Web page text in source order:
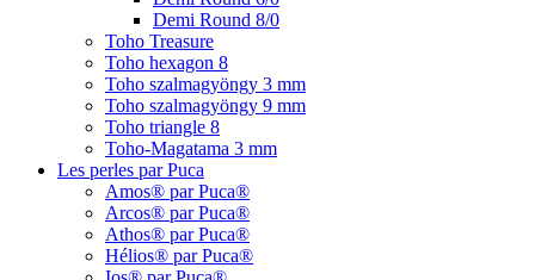
Demi Round 8/0
Toho Treasure
Toho hexagon 8
Toho szalmagyöngy 3 mm
Toho szalmagyöngy 9 mm
Toho triangle 8
Toho-Magatama 3 mm
Les perles par Puca
Amos® par Puca®
Arcos® par Puca®
Athos® par Puca®
Hélios® par Puca®